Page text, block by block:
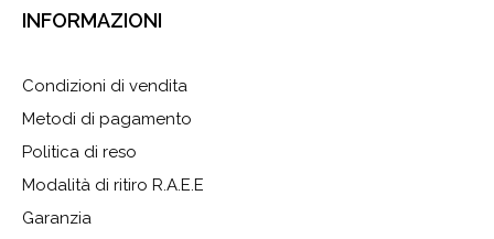
INFORMAZIONI
Condizioni di vendita
Metodi di pagamento
Politica di reso
Modalità di ritiro R.A.E.E
Garanzia